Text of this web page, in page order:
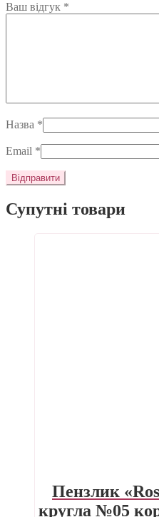
Ваш відгук *
Назва *
Email *
Супутні товари
Пензлик
кругла №05